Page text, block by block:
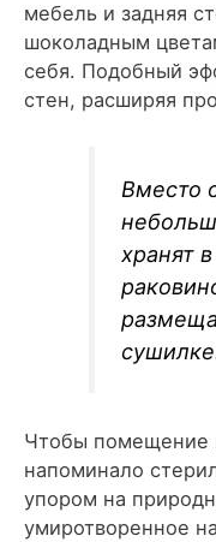
мебель и задняя
шоколадным
себя. Подобный
стен, расширяя
Вместо
хранят
Чтобы помещение
напоминало
упором на
умиротворенное